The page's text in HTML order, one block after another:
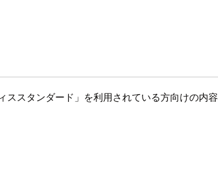
スタンダード」を利用されている方向けの内容